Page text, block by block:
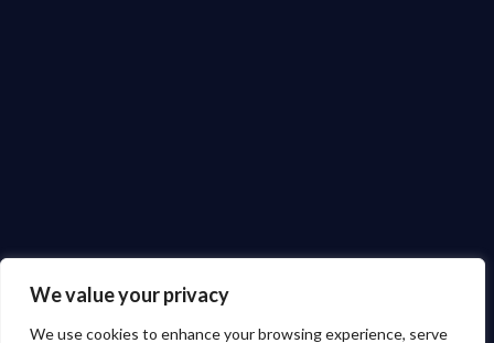
We value your privacy
We use cookies to enhance your browsing experience, serve